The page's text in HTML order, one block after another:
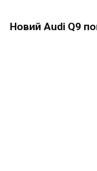
Новий Audi Q9